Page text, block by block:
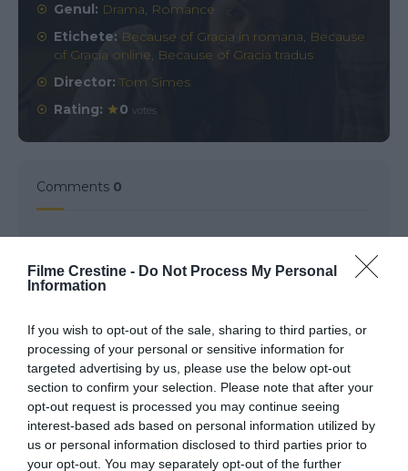
Filme Crestine - Do Not Process My Personal
Information
If you wish to opt-out of the sale, sharing to third parties, or
processing of your personal or sensitive information for
targeted advertising by us, please use the below opt-out
section to confirm your selection. Please note that after your
opt-out request is processed you may continue seeing
interest-based ads based on personal information utilized by
us or personal information disclosed to third parties prior to
your opt-out. You may separately opt-out of the further
Genul: Drama, Romance
Etichete: Because of Gracia in romana, Because
of Gracia online, Because of Gracia tradus
Director:Tom Simes
Rating:
0 votes
Comments 0
Name